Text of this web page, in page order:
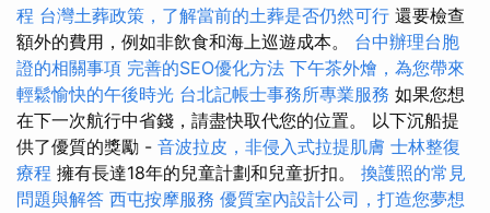
程 台灣土葬政策，了解當前的土葬是否仍然可行 還要檢查
額外的費用，例如非飲食和海上巡遊成本。 台中辦理台胞
證的相關事項 完善的SEO優化方法 下午茶外燴，為您帶來
輕鬆愉快的午後時光 台北記帳士事務所專業服務 如果您想
在下一次航行中省錢，請盡快取代您的位置。 以下沉船提
供了優質的獎勵 - 音波拉皮，非侵入式拉提肌膚 士林整復
療程 擁有長達18年的兒童計劃和兒童折扣。 換護照的常見
問題與解答 西屯按摩服務 優質室內設計公司，打造您夢想